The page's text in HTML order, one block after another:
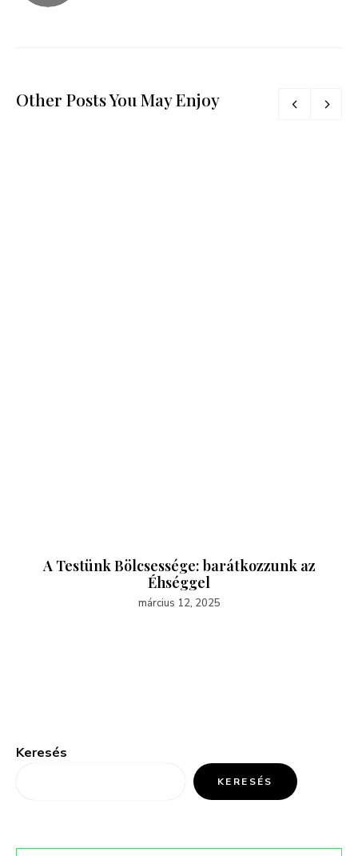
Other Posts You May Enjoy
A Testünk Bölcsessége: barátkozzunk az
Éhséggel
március 12, 2025
Keresés
KERESÉS